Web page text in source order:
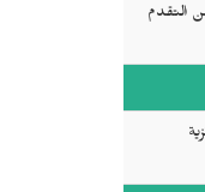
التقدم